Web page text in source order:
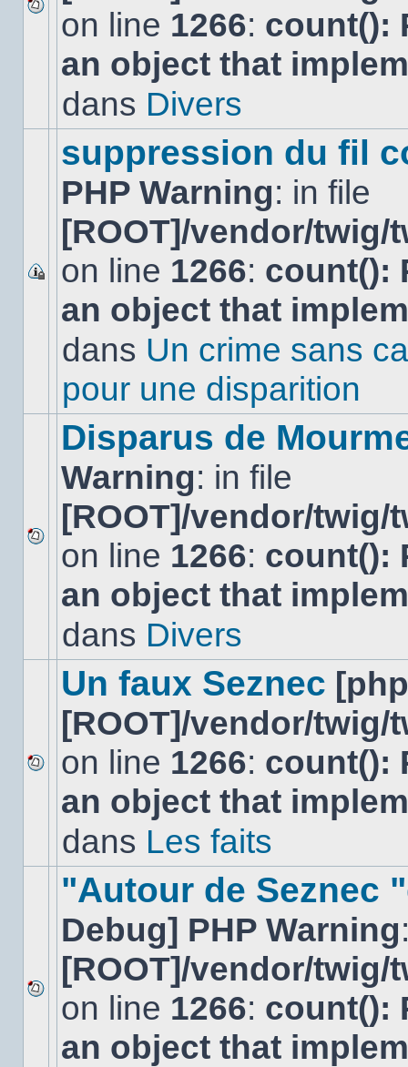
Aucun
nouveau
message
non-
dans
on line 1266: count():
an object that
dans Divers
sujet
est
verrouillé,
vous
pouvez
pas
modifier
messages
poster
réponse.
suppression du fil
PHP Warning: in file
[ROOT]/vendor/
on line 1266: count():
an object that
dans Un crime sans
pour une disparition
Aucun
nouveau
message
non-
dans
Disparus de
Warning: in file
[ROOT]/vendor/
on line 1266: count():
an object that
dans Divers
Aucun
nouveau
message
Un faux Seznec
[ROOT]/vendor/
on line 1266: count():
an object that
dans Les faits
Aucun
nouveau
message
non-
"Autour de Seznec
Debug] PHP Warning
[ROOT]/vendor/
on line 1266: count():
an object that